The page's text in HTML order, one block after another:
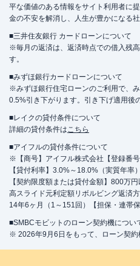
平な価値のある情報をサイト利用者に
金の不安を解消し、人生が豊かになる
■三井住友銀行 カードローンについて
※毎月の返済は、返済時点での借入残
す。
■みずほ銀行カードローンについて
※みずほ銀行住宅ローンのご利用で、
0.5%引き下がります。引き下げ適用後
■レイクの貸付条件について
詳細の貸付条件はこちら
■アイフルの貸付条件について
※【商号】アイフル株式会社【登録番
【貸付利率】3.0%～18.0%（実質年率
【契約限度額または貸付金額】800万
高スライド元利定額リボルビング返済
14年6ヶ月（1～151回）【担保・連帯
■SMBCモビットのローン契約機につい
※ 2026年9月6日をもって、ローン契約